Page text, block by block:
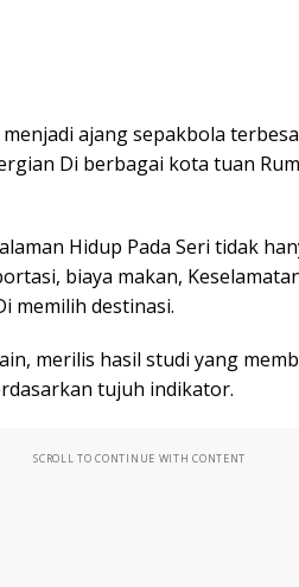
ajang sepakbola
Di berbagai kota tuan
Hidup Pada Seri tidak
biaya makan,
memilih destinasi.
merilis hasil studi yang
tujuh indikator.
SCROLL TO CONTINUE WITH CONTENT